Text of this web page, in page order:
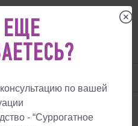
ЕЩЕ
по вашей
- “Суррогатное